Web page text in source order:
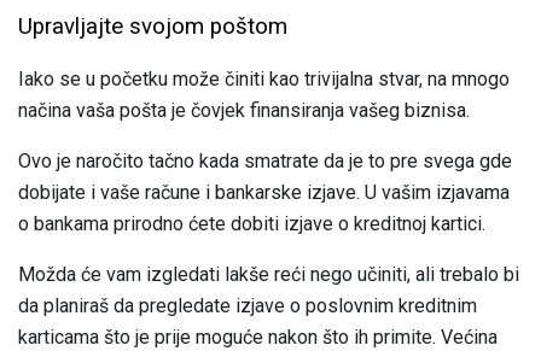
Upravljajte svojom poštom
Iako se u početku može činiti kao trivijalna stvar, na mnogo
načina vaša pošta je čovjek finansiranja vašeg biznisa.
Ovo je naročito tačno kada smatrate da je to pre svega gde
dobijate i vaše račune i bankarske izjave. U vašim izjavama
o bankama prirodno ćete dobiti izjave o kreditnoj kartici.
Možda će vam izgledati lakše reći nego učiniti, ali trebalo bi
da planiraš da pregledate izjave o poslovnim kreditnim
karticama što je prije moguće nakon što ih primite. Većina